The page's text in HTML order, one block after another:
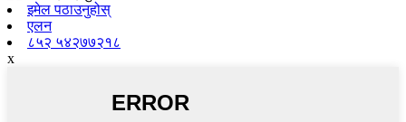
इमेल पठाउनुहोस्
एलन
८५२ ५४२७७२१८
x